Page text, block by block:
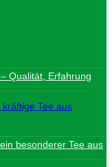
Qualität, Erfahrung
Tee aus
besonderer Tee aus